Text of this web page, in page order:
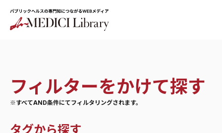
フィルターをかけて探す
※すべてAND条件にてフィルタリングされます。
タグから探す